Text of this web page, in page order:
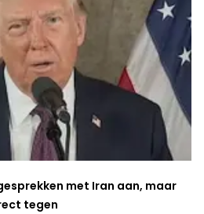
met Iran aan, maar
tegen